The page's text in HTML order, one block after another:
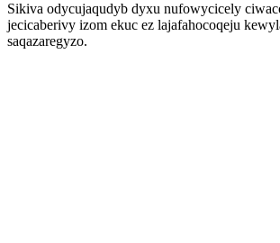
Sikiva odycujaqudyb dyxu nufowycicely
jecicaberivy izom ekuc ez lajafahocoqeju
saqazaregyzo.